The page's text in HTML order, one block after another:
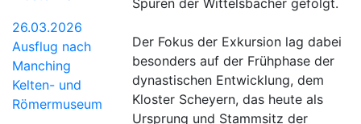
26.03.2026
Ausflug nach
Manching
Kelten- und
Römermuseum
Der Fokus der Exkursion lag dabei
besonders auf der Frühphase der
dynastischen Entwicklung, dem
Kloster Scheyern, das heute als
Ursprung und Stammsitz der